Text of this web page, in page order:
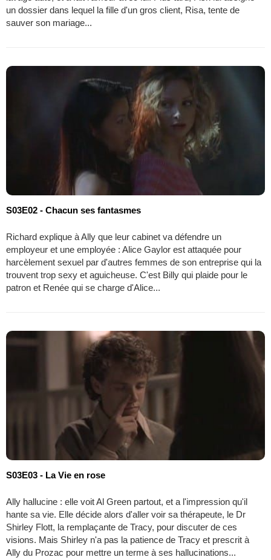
un dossier dans lequel la fille d'un gros client, Risa, tente de
sauver son mariage...
S03E02 - Chacun ses fantasmes
Richard explique à Ally que leur cabinet va défendre un
employeur et une employée : Alice Gaylor est attaquée pour
harcèlement sexuel par d'autres femmes de son entreprise qui la
trouvent trop sexy et aguicheuse. C'est Billy qui plaide pour le
patron et Renée qui se charge d'Alice...
S03E03 - La Vie en rose
Ally hallucine : elle voit Al Green partout, et a l'impression qu'il
hante sa vie. Elle décide alors d'aller voir sa thérapeute, le Dr
Shirley Flott, la remplaçante de Tracy, pour discuter de ces
visions. Mais Shirley n'a pas la patience de Tracy et prescrit à
Ally du Prozac pour mettre un terme à ses hallucinations...